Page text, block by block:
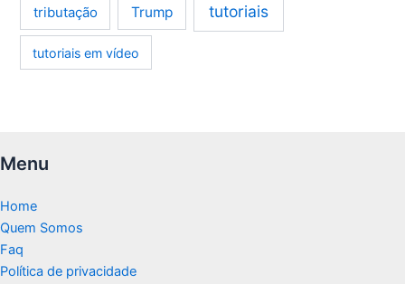
tributação Trump tutoriais
tutoriais em vídeo
Menu
Home
Quem Somos
Faq
Política de privacidade